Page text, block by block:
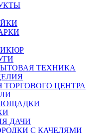
ТЕХНИКА
ЦЕНТРА
ДАЧИ
С КАЧЕЛЯМИ